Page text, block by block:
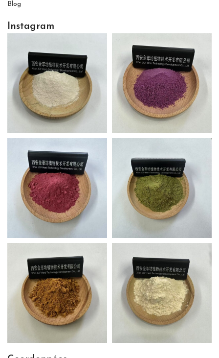
Blog
Instagram